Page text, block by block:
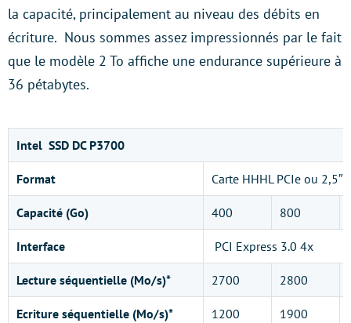
la capacité, principalement au niveau des débits en
écriture. Nous sommes assez impressionnés par le fait
que le modèle 2 To affiche une endurance supérieure à
36 pétabytes.
Intel SSD DC P3700
Format Carte HHHL PCIe ou
Capacité (Go) 400 800
Interface PCI Express 3.0 4x
Lecture séquentielle (Mo/s)* 2700 2800
Ecriture séquentielle (Mo/s)* 1200 1900